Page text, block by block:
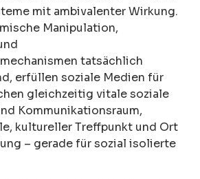
mit ambivalenter Wirkung.
Manipulation,
tatsächlich
erfüllen soziale Medien für
gleichzeitig vitale soziale
Kommunikationsraum,
kultureller Treffpunkt und Ort
– gerade für sozial isolierte